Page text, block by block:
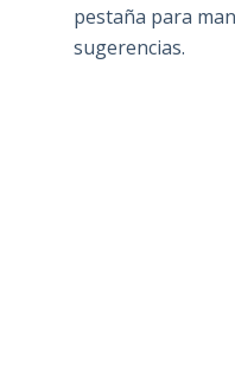
pestaña para
sugerencias.